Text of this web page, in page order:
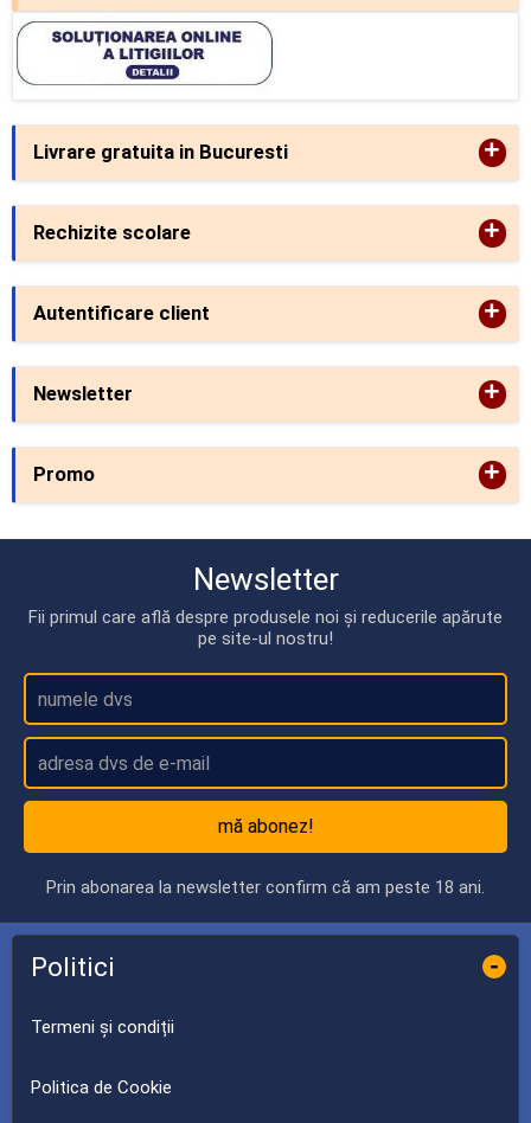
Livrare gratuita in Bucuresti +
Rechizite scolare +
Autentificare client +
Newsletter +
Promo +
Newsletter
Fii primul care află despre produsele noi și reducerile apărute
pe site-ul nostru!
mă abonez!
Prin abonarea la newsletter confirm că am peste 18 ani.
Politici -
Termeni și condiții
Politica de Cookie